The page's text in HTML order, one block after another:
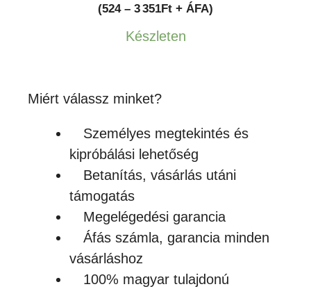
665Ft
(524 – 3 351Ft + ÁFA)
Készleten
Miért válassz minket?
Személyes megtekintés és
kipróbálási lehetőség
Betanítás, vásárlás utáni
támogatás
Megelégedési garancia
Áfás számla, garancia minden
vásárláshoz
100% magyar tulajdonú